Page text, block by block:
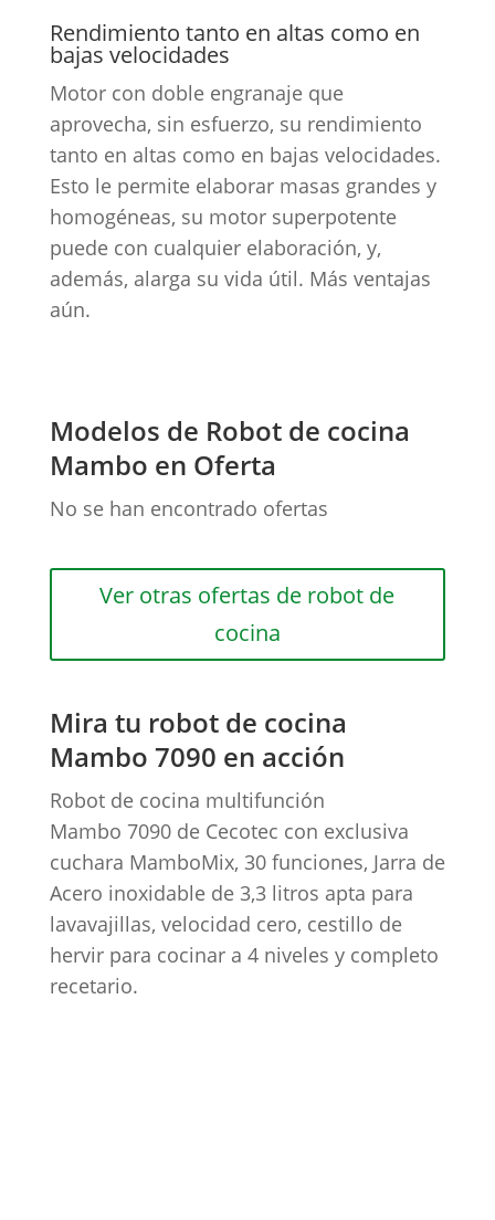
Rendimiento tanto en altas como en
bajas velocidades
Motor con doble engranaje que
aprovecha, sin esfuerzo, su rendimiento
tanto en altas como en bajas velocidades.
Esto le permite elaborar masas grandes y
homogéneas, su motor superpotente
puede con cualquier elaboración, y,
además, alarga su vida útil. Más ventajas
aún.
Modelos de Robot de cocina
Mambo en Oferta
No se han encontrado ofertas
Ver otras ofertas de robot de
cocina
Mira tu robot de cocina
Mambo 7090 en acción
Robotde cocina multifunción
Mambo 7090 de Cecotec con exclusiva
cuchara MamboMix, 30 funciones, Jarra de
Acero inoxidable de 3,3 litros apta para
lavavajillas, velocidad cero, cestillo de
hervir para cocinar a 4 niveles y completo
recetario.